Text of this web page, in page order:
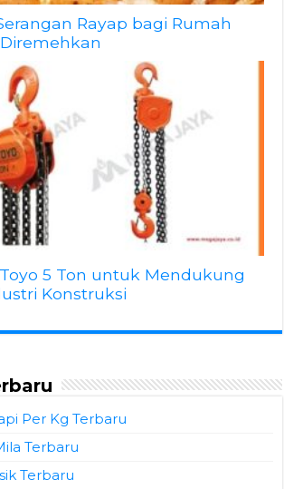
Rayap bagi Rumah
5 Ton untuk Mendukung
Konstruksi
Per Kg Terbaru
Terbaru
Terbaru